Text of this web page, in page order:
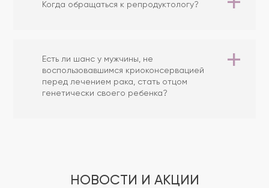
Когда обращаться к репродуктологу?
Есть ли шанс у мужчины, не
воспользовавшимся криоконсервацией
перед лечением рака, стать от­цом
генетически своего ребенка?
НОВОСТИ И АКЦИИ